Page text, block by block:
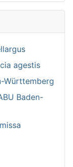
agestis
Württemberg
Baden-